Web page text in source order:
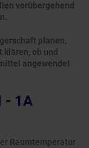
vorübergehend
planen,
ob und
angewendet
- 1A
Raumtemperatur